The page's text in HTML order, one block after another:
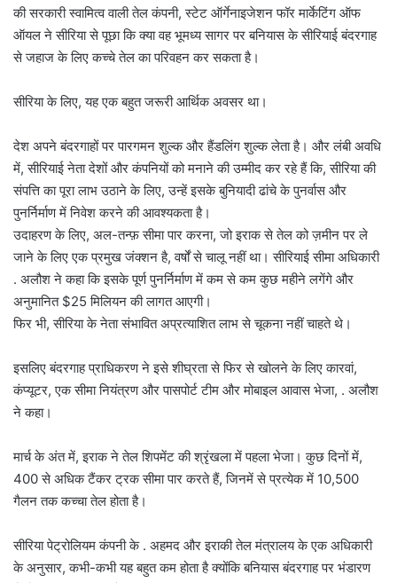
की सरकारी स्वामित्व वाली तेल कंपनी, स्टेट ऑर्गेनाइजेशन फॉर मार्केटिंग ऑफ
ऑयल ने सीरिया से पूछा कि क्या वह भूमध्य सागर पर बनियास के सीरियाई बंदरगाह
से जहाज के लिए कच्चे तेल का परिवहन कर सकता है।
सीरिया के लिए, यह एक बहुत जरूरी आर्थिक अवसर था।
देश अपने बंदरगाहों पर पारगमन शुल्क और हैंडलिंग शुल्क लेता है। और लंबी अवधि
में, सीरियाई नेता देशों और कंपनियों को मनाने की उम्मीद कर रहे हैं कि, सीरिया की
संपत्ति का पूरा लाभ उठाने के लिए, उन्हें इसके बुनियादी ढांचे के पुनर्वास और
पुनर्निर्माण में निवेश करने की आवश्यकता है।
उदाहरण के लिए, अल-तन्फ़ सीमा पार करना, जो इराक से तेल को ज़मीन पर ले
जाने के लिए एक प्रमुख जंक्शन है, वर्षों से चालू नहीं था। सीरियाई सीमा अधिकारी
. अलौश ने कहा कि इसके पूर्ण पुनर्निर्माण में कम से कम कुछ महीने लगेंगे और
अनुमानित $25 मिलियन की लागत आएगी।
फिर भी, सीरिया के नेता संभावित अप्रत्याशित लाभ से चूकना नहीं चाहते थे।
इसलिए बंदरगाह प्राधिकरण ने इसे शीघ्रता से फिर से खोलने के लिए कारवां,
कंप्यूटर, एक सीमा नियंत्रण और पासपोर्ट टीम और मोबाइल आवास भेजा, . अलौश
ने कहा।
मार्च के अंत में, इराक ने तेल शिपमेंट की श्रृंखला में पहला भेजा। कुछ दिनों में,
400 से अधिक टैंकर ट्रक सीमा पार करते हैं, जिनमें से प्रत्येक में 10,500
गैलन तक कच्चा तेल होता है।
सीरिया पेट्रोलियम कंपनी के . अहमद और इराकी तेल मंत्रालय के एक अधिकारी
के अनुसार, कभी-कभी यह बहुत कम होता है क्योंकि बनियास बंदरगाह पर भंडारण